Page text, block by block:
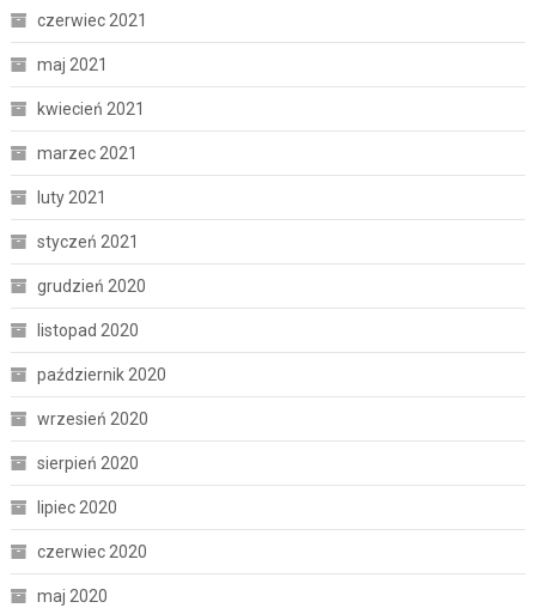
czerwiec 2021
maj 2021
kwiecień 2021
marzec 2021
luty 2021
styczeń 2021
grudzień 2020
listopad 2020
październik 2020
wrzesień 2020
sierpień 2020
lipiec 2020
czerwiec 2020
maj 2020